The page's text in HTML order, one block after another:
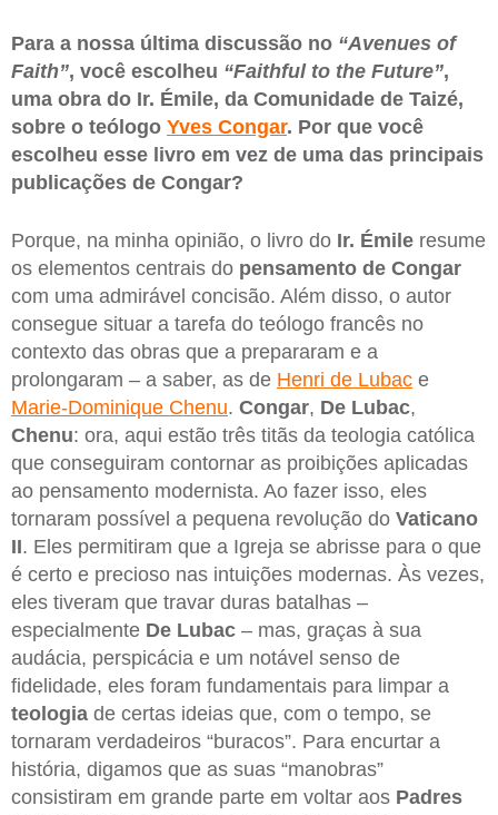
Para a nossa última discussão no “Avenues of
Faith”, você escolheu “Faithful to the Future”,
uma obra do Ir. Émile, da Comunidade de Taizé,
sobre o teólogo Yves Congar. Por que você
escolheu esse livro em vez de uma das principais
publicações de Congar?
Porque, na minha opinião, o livro do Ir. Émile resume
os elementos centrais do pensamento de Congar
com uma admirável concisão. Além disso, o autor
consegue situar a tarefa do teólogo francês no
contexto das obras que a prepararam e a
prolongaram – a saber, as de Henri de Lubac e
Marie-Dominique Chenu. Congar, De Lubac,
Chenu: ora, aqui estão três titãs da teologia católica
que conseguiram contornar as proibições aplicadas
ao pensamento modernista. Ao fazer isso, eles
tornaram possível a pequena revolução do Vaticano
II. Eles permitiram que a Igreja se abrisse para o que
é certo e precioso nas intuições modernas. Às vezes,
eles tiveram que travar duras batalhas –
especialmente De Lubac – mas, graças à sua
audácia, perspicácia e um notável senso de
fidelidade, eles foram fundamentais para limpar a
teologia de certas ideias que, com o tempo, se
tornaram verdadeiros “buracos”. Para encurtar a
história, digamos que as suas “manobras”
consistiram em grande parte em voltar aos Padres